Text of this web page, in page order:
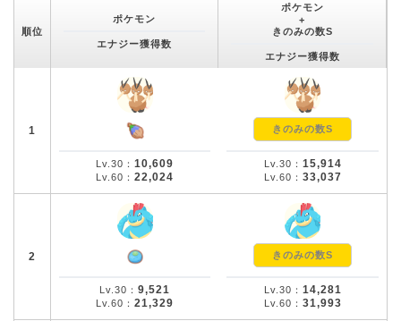
順位
ポケモン
エナジー獲得数
ポケモン
+
きのみの数S
エナジー獲得数
1
Lv.30： 10,609
Lv.60： 22,024
きのみの数S
Lv.30： 15,914
Lv.60： 33,037
2
Lv.30： 9,521
Lv.60： 21,329
きのみの数S
Lv.30： 14,281
Lv.60： 31,993